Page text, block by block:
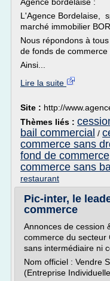
L'Agence Bordelaise,
marché immobilier
Nous répondons à
de fonds de commerce
Ainsi...
Lire la suite
Site : http://
Thèmes liés :
bail commercial /
commerce sans
fond de commerce
commerce sans
restaurant
Pic-inter, le
commerce
Annonces de cession
commerce du secteur
sans intermédiaire ni
Nom officiel : Vendre
(Entreprise